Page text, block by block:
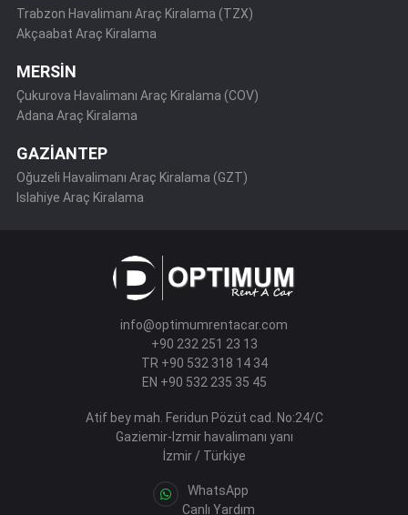
Trabzon Havalimanı Araç Kiralama (TZX)
Akçaabat Araç Kiralama
MERSİN
Çukurova Havalimanı Araç Kiralama (COV)
Adana Araç Kiralama
GAZİANTEP
Oğuzeli Havalimanı Araç Kiralama (GZT)
Islahiye Araç Kiralama
info@optimumrentacar.com
+90 232 251 23 13
TR +90 532 318 14 34
EN +90 532 235 35 45
Atif bey mah. Feridun Pözüt cad. No:24/C
Gaziemir-Izmir havalimanı yanı
İzmir / Türkiye
WhatsApp
Canlı Yardım